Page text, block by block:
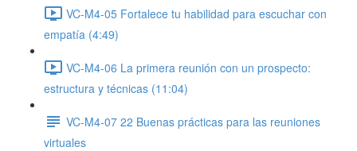
VC-M4-05 Fortalece tu habilidad para escuchar con
empatía (4:49)
VC-M4-06 La primera reunión con un prospecto:
estructura y técnicas (11:04)
VC-M4-07 22 Buenas prácticas para las reuniones
virtuales